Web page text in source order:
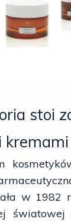
stoi
w 1982
światowej